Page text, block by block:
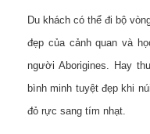
Du khách có thể đi bộ
đẹp của cảnh quan và
người Aborigines. Hay
bình minh tuyệt đẹp khi
đỏ rực sang tím nhạt.